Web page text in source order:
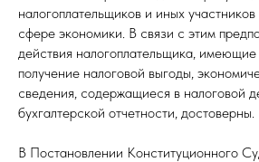
налогоплательщиков и иных
сфере экономики. В связи с этим
действия налогоплательщика, имеющие
получение налоговой выгоды,
сведения, содержащиеся в налоговой
бухгалтерской отчетности, достоверны.
В Постановлении Конституционного